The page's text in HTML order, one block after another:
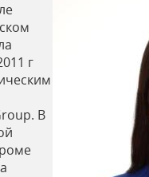
г
В